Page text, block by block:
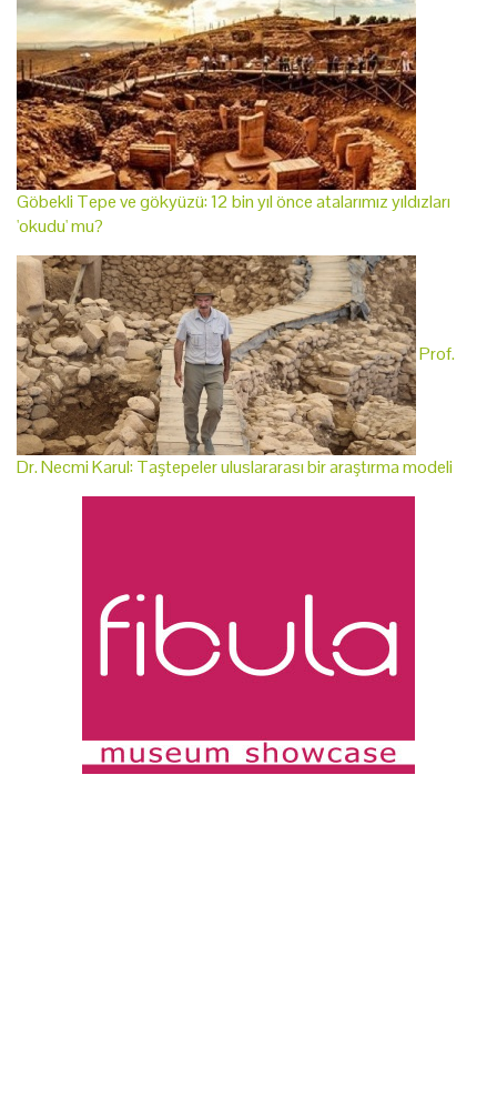
Göbekli Tepe ve gökyüzü: 12 bin yıl önce atalarımız yıldızları
'okudu' mu?
Prof.
Dr. Necmi Karul: Taştepeler uluslararası bir araştırma modeli